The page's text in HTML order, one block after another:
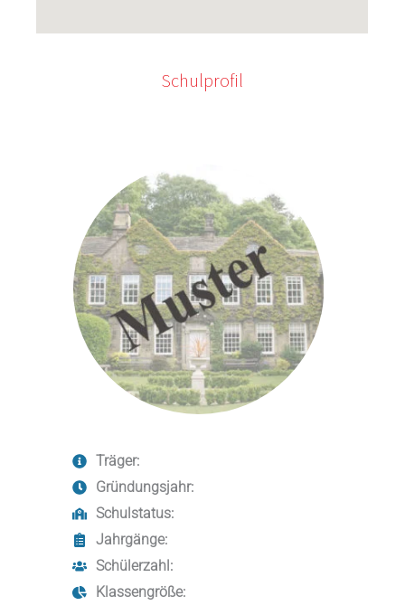
Schulprofil
Träger:
Gründungsjahr:
Schulstatus:
Jahrgänge:
Schülerzahl:
Klassengröße: